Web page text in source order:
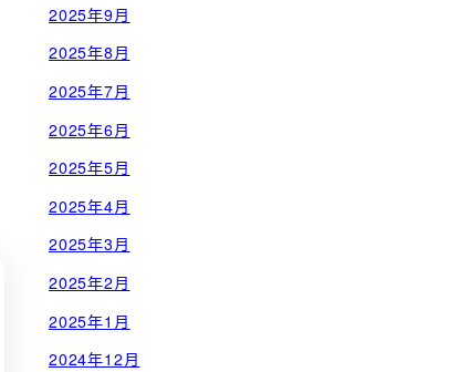
2025年9月
2025年8月
2025年7月
2025年6月
2025年5月
2025年4月
2025年3月
2025年2月
2025年1月
2024年12月